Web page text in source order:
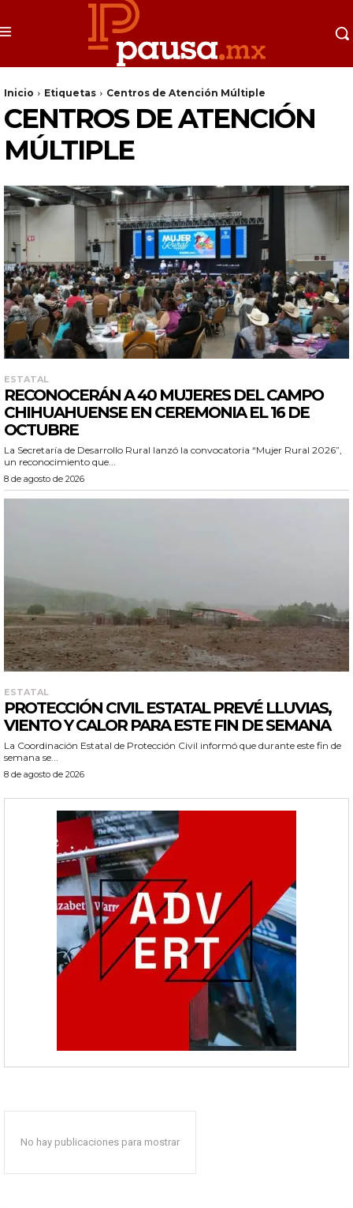
Inicio Etiquetas Centros de Atención Múltiple
CENTROS DE ATENCIÓN
MÚLTIPLE
ESTATAL
RECONOCERÁN A 40 MUJERES DEL CAMPO
CHIHUAHUENSE EN CEREMONIA EL 16 DE
OCTUBRE
La Secretaría de Desarrollo Rural lanzó la convocatoria “Mujer Rural 2026”,
un reconocimiento que...
8 de agosto de 2026
ESTATAL
PROTECCIÓN CIVIL ESTATAL PREVÉ LLUVIAS,
VIENTO Y CALOR PARA ESTE FIN DE SEMANA
La Coordinación Estatal de Protección Civil informó que durante este fin de
semana se...
8 de agosto de 2026
No hay publicaciones para mostrar